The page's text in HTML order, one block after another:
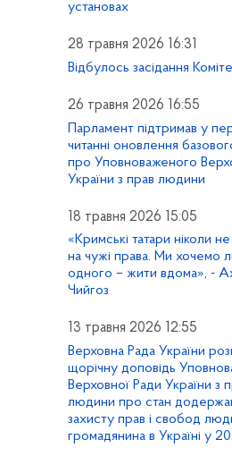
установах
28 травня 2026 16:31
Відбулось засідання
26 травня 2026 16:55
Парламент підтримав у
читанні оновлення
про Уповноваженого
України з прав людини
18 травня 2026 15:05
«Кримські татари ніколи
на чужі права. Ми хочемо
одного – жити вдома», -
Чийгоз
13 травня 2026 12:55
Верховна Рада України
щорічну доповідь
Верховної Ради України з
людини про стан
захисту прав і свобод
громадянина в Україні у